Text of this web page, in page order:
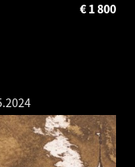
1 800
€